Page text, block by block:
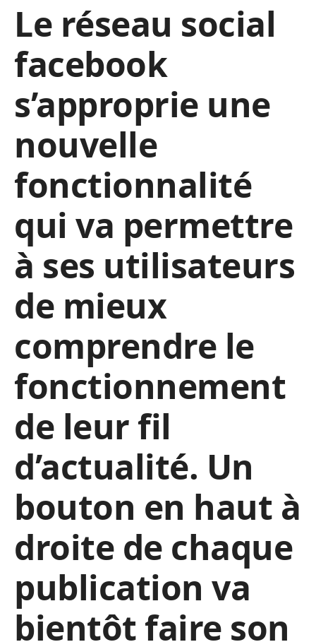
Le réseau social
facebook
s’approprie une
nouvelle
fonctionnalité
qui va permettre
à ses utilisateurs
de mieux
comprendre le
fonctionnement
de leur fil
d’actualité. Un
bouton en haut à
droite de chaque
publication va
bientôt faire son